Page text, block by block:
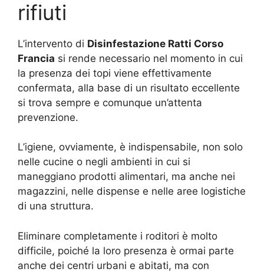
rifiuti
L’intervento di Disinfestazione Ratti Corso
Francia si rende necessario nel momento in cui
la presenza dei topi viene effettivamente
confermata, alla base di un risultato eccellente
si trova sempre e comunque un’attenta
prevenzione.
L’igiene, ovviamente, è indispensabile, non solo
nelle cucine o negli ambienti in cui si
maneggiano prodotti alimentari, ma anche nei
magazzini, nelle dispense e nelle aree logistiche
di una struttura.
Eliminare completamente i roditori è molto
difficile, poiché la loro presenza è ormai parte
anche dei centri urbani e abitati, ma con